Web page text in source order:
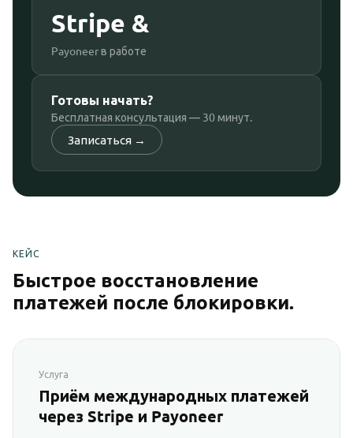
Stripe &
Payoneer в работе
Готовы начать?
Бесплатная консультация — 30 минут.
Записаться →
КЕЙС
Быстрое восстановление
платежей после блокировки.
Услуга
Приём международных платежей
через Stripe и Payoneer